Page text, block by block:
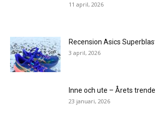
11 april, 2026
Recension Asics
3 april, 2026
Inne och ute – Årets
23 januari, 2026